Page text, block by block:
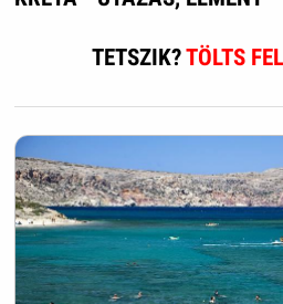
TETSZIK?TÖLTS